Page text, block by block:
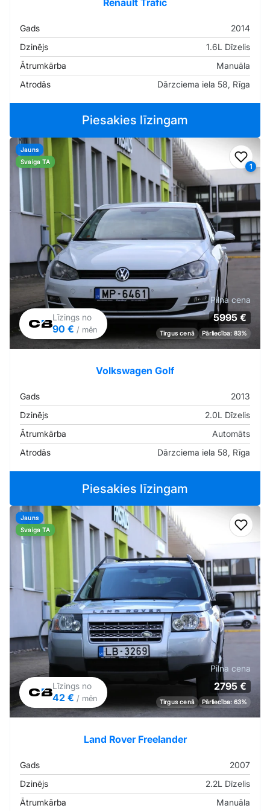
Gads
2014
Dzinējs
1.6L Dīzelis
Ātrumkārba
Manuāla
Atrodās
Dārzciema iela 58, Rīga
Piesakies līzingam
1
Jauns
Svaiga TA
Līzings no
90 € / mēn
Pilna cena
5995 €
Tirgus cenā Pārliecība: 83%
Volkswagen Golf
Gads
2013
Dzinējs
2.0L Dīzelis
Ātrumkārba
Automāts
Atrodās
Dārzciema iela 58, Rīga
Piesakies līzingam
Jauns
Svaiga TA
Līzings no
42 € / mēn
Pilna cena
2795 €
Tirgus cenā Pārliecība: 63%
Land Rover Freelander
Gads
2007
Dzinējs
2.2L Dīzelis
Ātrumkārba
Manuāla